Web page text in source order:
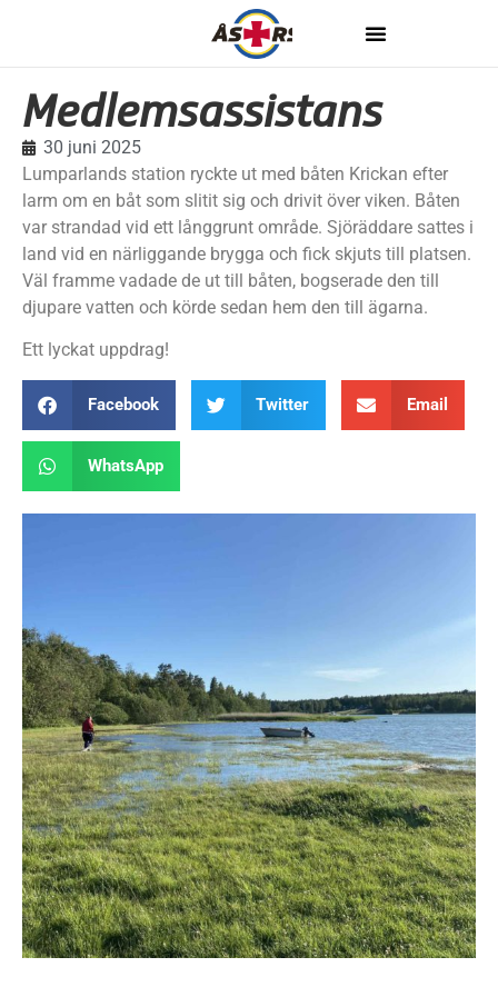
Medlemsassistans
30 juni 2025
Lumparlands station ryckte ut med båten Krickan efter
larm om en båt som slitit sig och drivit över viken. Båten
var strandad vid ett långgrunt område. Sjöräddare sattes i
land vid en närliggande brygga och fick skjuts till platsen.
Väl framme vadade de ut till båten, bogserade den till
djupare vatten och körde sedan hem den till ägarna.
Ett lyckat uppdrag!
Facebook Twitter Email
WhatsApp